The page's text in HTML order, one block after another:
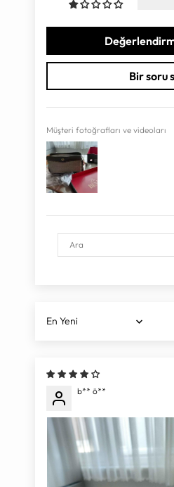
Bir soru
Müşteri fotoğrafları ve videoları
Sort by
b** ö**